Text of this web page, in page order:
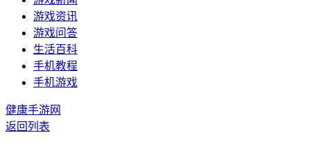
游戏资讯
游戏问答
生活百科
手机教程
手机游戏
健康手游网
返回列表